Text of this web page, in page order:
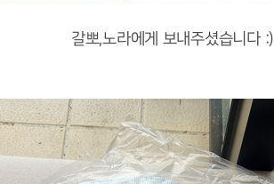
갈뽀,노라에게 보내주셨습니다 :)